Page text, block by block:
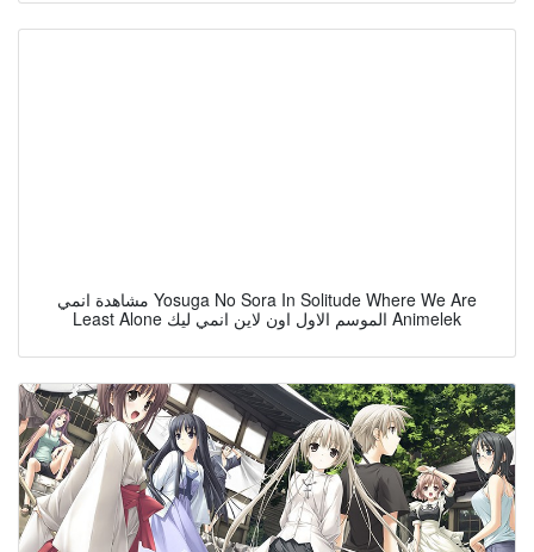
مشاهدة انمي Yosuga No Sora In Solitude Where We Are
Least Alone الموسم الاول اون لاين انمي ليك Animelek